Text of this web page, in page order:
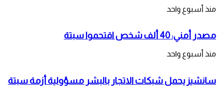
منذ أسبوع واحد
مصدر أمني: 40 ألف شخص اقتحموا سبتة
منذ أسبوع واحد
سانشيز يحمل شبكات الاتجار بالبشر مسؤولية أزمة سبتة